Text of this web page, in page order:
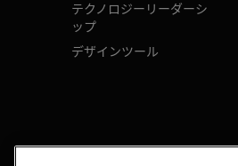
テクノロジーリーダーシ
ップ
デザインツール